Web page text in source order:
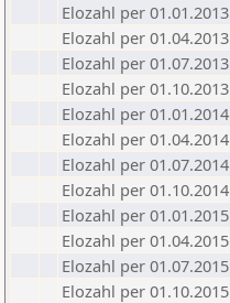
Elozahl per 01.01.2013
Elozahl per 01.04.2013
Elozahl per 01.07.2013
Elozahl per 01.10.2013
Elozahl per 01.01.2014
Elozahl per 01.04.2014
Elozahl per 01.07.2014
Elozahl per 01.10.2014
Elozahl per 01.01.2015
Elozahl per 01.04.2015
Elozahl per 01.07.2015
Elozahl per 01.10.2015